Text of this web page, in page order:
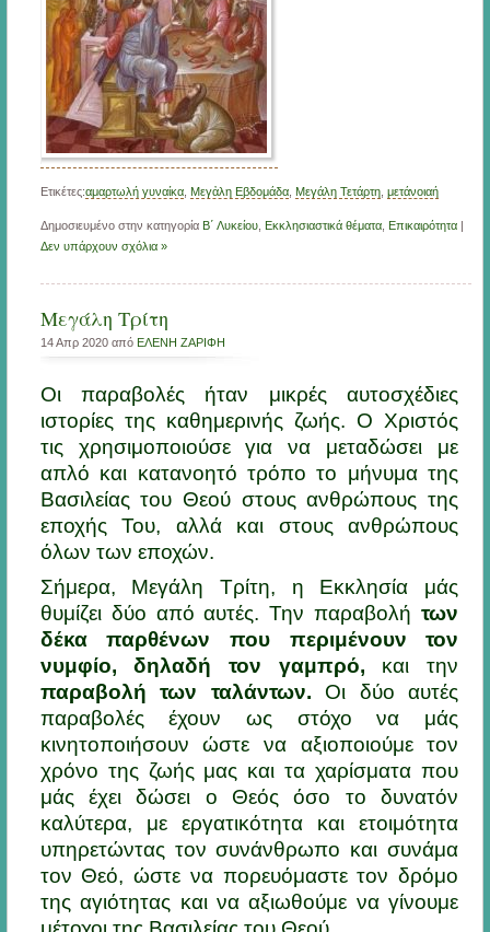
Ετικέτες:αμαρτωλή γυναίκα, Μεγἀλη Εβδομάδα, Μεγάλη Τετάρτη, μετάνοιαή
Δημοσιευμένο στην κατηγορία Β΄ Λυκείου, Εκκλησιαστικά θέματα, Επικαιρότητα|
Δεν υπάρχουν σχόλια »
Μεγάλη Τρίτη
14 Απρ 2020 από ΕΛΕΝΗ ΖΑΡΙΦΗ
Οι παραβολές ήταν μικρές αυτοσχέδιες
ιστορίες της καθημερινής ζωής. Ο Χριστός
τις χρησιμοποιούσε για να μεταδώσει με
απλό και κατανοητό τρόπο το μήνυμα της
Βασιλείας του Θεού στους ανθρώπους της
εποχής Του, αλλά και στους ανθρώπους
όλων των εποχών.
Σήμερα, Μεγάλη Τρίτη, η Εκκλησία μάς
θυμίζει δύο από αυτές. Την παραβολήτων
δέκα παρθένων που περιμένουν τον
νυμφίο, δηλαδή τον γαμπρό, και την
παραβολή των ταλάντων. Οι δύο αυτές
παραβολές έχουν ως στόχο να μάς
κινητοποιήσουν ώστε να αξιοποιούμε τον
χρόνο της ζωής μας και τα χαρίσματα που
μάς έχει δώσει ο Θεός όσο το δυνατόν
καλύτερα, με εργατικότητα και ετοιμότητα
υπηρετώντας τον συνάνθρωπο και συνάμα
τον Θεό, ώστε να πορευόμαστε τον δρόμο
της αγιότητας και να αξιωθούμε να γίνουμε